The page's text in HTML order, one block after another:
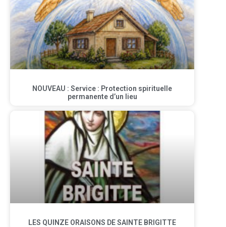
NOUVEAU : Service : Protection spirituelle
permanente d’un lieu
LES QUINZE ORAISONS DE SAINTE BRIGITTE